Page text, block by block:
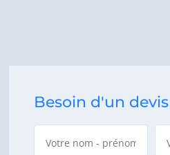
Besoin d'un